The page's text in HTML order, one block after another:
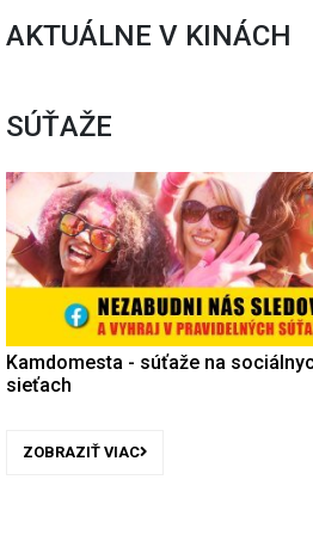
AKTUÁLNE V KINÁCH
SÚŤAŽE
Kamdomesta - súťaže na
sieťach
ZOBRAZIŤ VIAC